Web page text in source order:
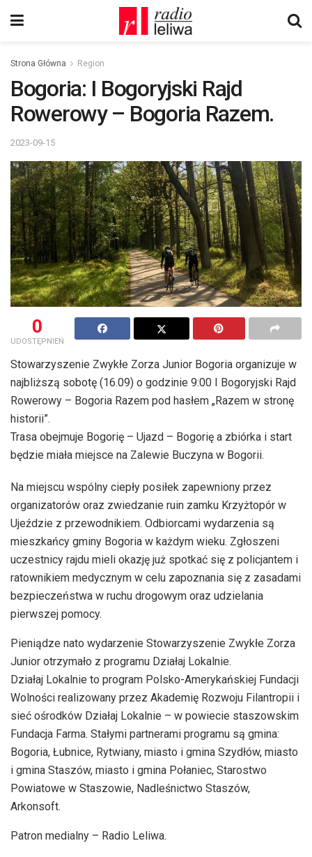
Strona Główna Region
Bogoria: I Bogoryjski Rajd
Rowerowy – Bogoria Razem.
2023-09-15
0
UDOSTĘPNIEŃ
Stowarzyszenie Zwykłe Zorza Junior Bogoria organizuje w
najbliższą sobotę (16.09) o godzinie 9:00 I Bogoryjski Rajd
Rowerowy – Bogoria Razem pod hasłem „Razem w stronę
historii”.
Trasa obejmuje Bogorię – Ujazd – Bogorię a zbiórka i start
będzie miała miejsce na Zalewie Buczyna w Bogorii.
Na miejscu wspólny ciepły posiłek zapewniony przez
organizatorów oraz zwiedzanie ruin zamku Krzyżtopór w
Ujeździe z przewodnikiem. Odbiorcami wydarzenia są
mieszkańcy gminy Bogoria w każdym wieku. Zgłoszeni
uczestnicy rajdu mieli okazję już spotkać się z policjantem i
ratownikiem medycznym w celu zapoznania się z zasadami
bezpieczeństwa w ruchu drogowym oraz udzielania
pierwszej pomocy.
Pieniądze nato wydarzenie Stowarzyszenie Zwykłe Zorza
Junior otrzymało z programu Działaj Lokalnie.
Działaj Lokalnie to program Polsko-Amerykańskiej Fundacji
Wolności realizowany przez Akademię Rozwoju Filantropii i
sieć ośrodków Działaj Lokalnie – w powiecie staszowskim
Fundacja Farma. Stałymi partnerami programu są gmina:
Bogoria, Łubnice, Rytwiany, miasto i gmina Szydłów, miasto
i gmina Staszów, miasto i gmina Połaniec, Starostwo
Powiatowe w Staszowie, Nadleśnictwo Staszów,
Arkonsoft.
Patron medialny – Radio Leliwa.